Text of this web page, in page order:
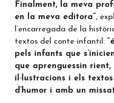
Finalment, la meva
en la meva editora”,
l’encarregada de la
textos del conte infantil:
pels infants que
que aprenguessin rient,
il·lustracions i els
d’humor i amb un